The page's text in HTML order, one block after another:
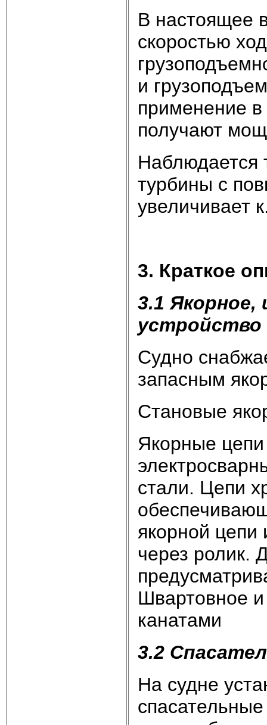
В настоящее
скоростью
и
применение в
получают
Наблюдается
турбины с
увеличивает
3. Краткое
3.1 Якорное,
устройство
Судно
запасным
Становые
Якорные
стали. Цепи
якорной цепи
через ролик.
Швартовное и
канатами
3.2
На судне